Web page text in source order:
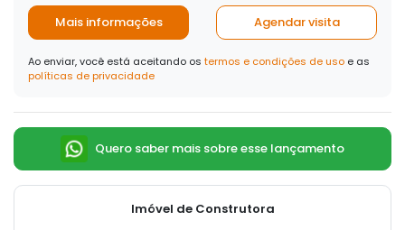
Mais informações Agendar visita
Ao enviar, você está aceitando os termos e condições de uso e as
políticas de privacidade
Quero saber mais sobre esse lançamento
Imóvel de Construtora